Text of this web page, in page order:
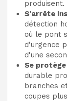
produisent.
S'arrête
détection
où le pont
d'urgence
d'une
Se
durable
branches
coupes